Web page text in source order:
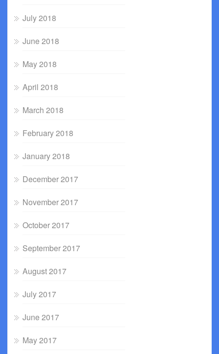
July 2018
June 2018
May 2018
April 2018
March 2018
February 2018
January 2018
December 2017
November 2017
October 2017
September 2017
August 2017
July 2017
June 2017
May 2017